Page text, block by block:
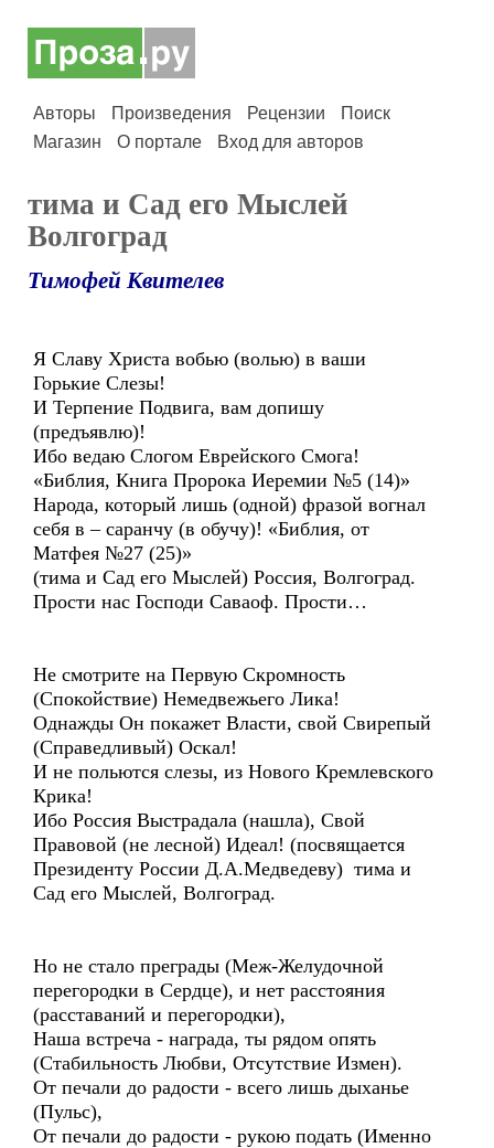
Авторы Произведения Рецензии
Поиск
Магазин
О портале Вход для авторов
тима и Сад его Мыслей
Волгоград
Тимофей Квителев
Я Славу Христа вобью (волью) в ваши
Горькие Слезы!
И Терпение Подвига, вам допишу
(предъявлю)!
Ибо ведаю Слогом Еврейского Смога!
«Библия, Книга Пророка Иеремии №5 (14)»
Народа, который лишь (одной) фразой вогнал
себя в – саранчу (в обучу)! «Библия, от
Матфея №27 (25)»
(тима и Сад его Мыслей) Россия, Волгоград.
Прости нас Господи Саваоф. Прости…
Не смотрите на Первую Скромность
(Спокойствие) Немедвежьего Лика!
Однажды Он покажет Власти, свой Свирепый
(Справедливый) Оскал!
И не польются слезы, из Нового Кремлевского
Крика!
Ибо Россия Выстрадала (нашла), Свой
Правовой (не лесной) Идеал! (посвящается
Президенту России Д.А.Медведеву) тима и
Сад его Мыслей, Волгоград.
Но не стало преграды (Меж-Желудочной
перегородки в Сердце), и нет расстояния
(расставаний и перегородки),
Наша встреча - награда, ты рядом опять
(Стабильность Любви, Отсутствие Измен).
От печали до радости - всего лишь дыханье
(Пульс),
От печали до радости - рукою подать (Именно